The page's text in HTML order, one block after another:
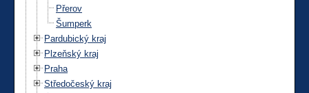
Přerov
Šumperk
Pardubický kraj
Plzeňský kraj
Praha
Středočeský kraj